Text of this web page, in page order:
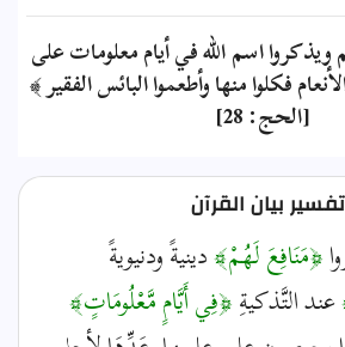
ويذكروا اسم الله في أيام معلومات على
فكلوا منها وأطعموا البائس الفقير ﴾
[الحج: 28]
تفسير بيان القرآن
﴿مَنَافِعَ لَهُمْ﴾دينيةً ودنيويةً
عند التَّذكيةِ﴿فِي أَيَّامٍ مَّعْلُومَاتٍ﴾